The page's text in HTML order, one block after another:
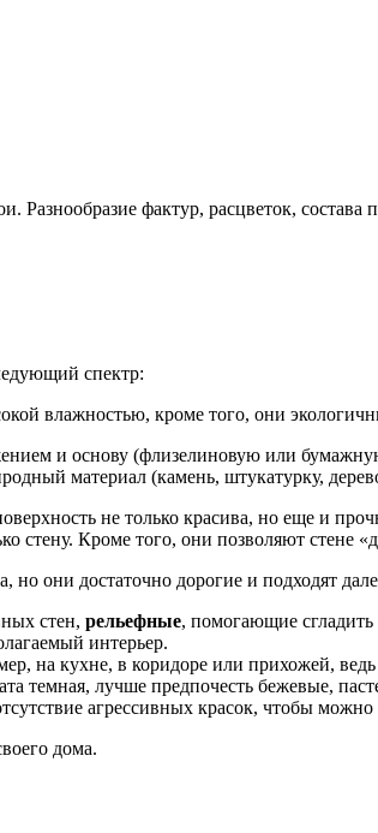
фактур, расцветок, состава
спектр:
влажностью, кроме того, они
и основу (флизелиновую или
материал (камень, штукатурку,
не только красива, но еще и
стену. Кроме того, они позволяют стене
они достаточно дорогие и подходят
стен, рельефные, помогающие
интерьер.
на кухне, в коридоре или прихожей,
темная, лучше предпочесть бежевые,
агрессивных красок, чтобы
дома.